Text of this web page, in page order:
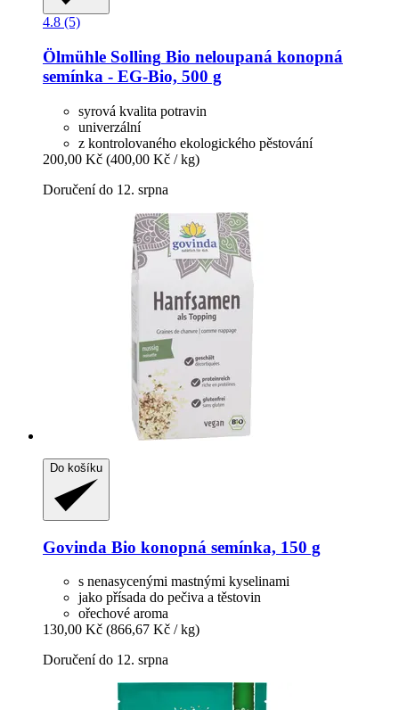
4.8 (5)
Ölmühle Solling Bio neloupaná konopná
semínka -​ EG-​Bio, 500 g
syrová kvalita potravin
univerzální
z kontrolovaného ekologického pěstování
200,00 Kč (400,00 Kč / kg)
Doručení do 12. srpna
Do košíku
Govinda Bio konopná semínka, 150 g
s nenasycenými mastnými kyselinami
jako přísada do pečiva a těstovin
ořechové aroma
130,00 Kč (866,67 Kč / kg)
Doručení do 12. srpna